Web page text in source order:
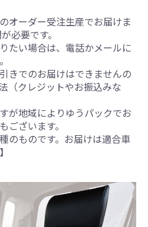
オーダー受注生産でお届けま
必要です。
たい場合は、電話かメールに
きでのお届けはできませんの
（クレジットやお振込みな
が地域によりゆうパックでお
ございます。
のものです。お届けは適合車